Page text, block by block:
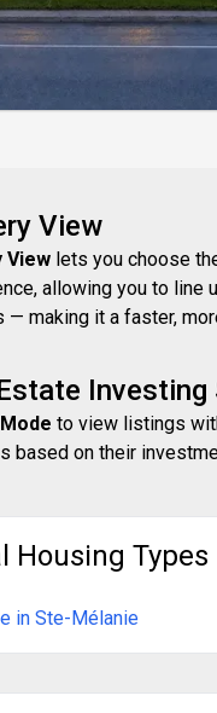
View
View lets you choose
allowing you to line
making it a faster,
to view listings
based on their
Housing
in Ste-Mélanie